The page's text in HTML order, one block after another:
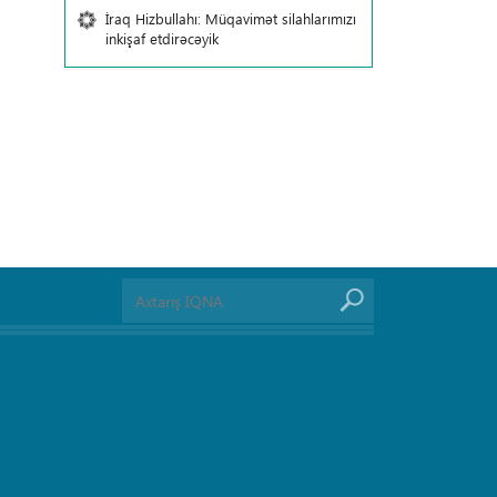
İraq Hizbullahı: Müqavimət silahlarımızı
inkişaf etdirəcəyik